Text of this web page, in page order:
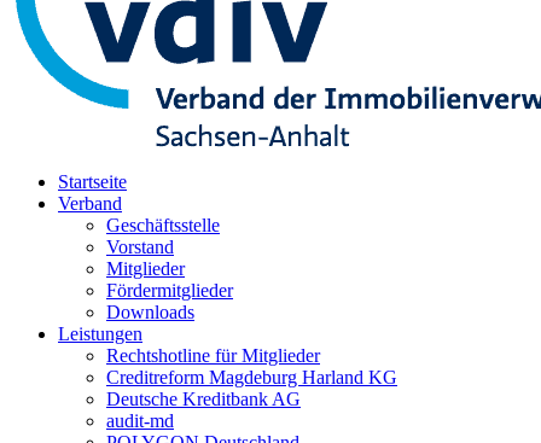
Startseite
Verband
Geschäftsstelle
Vorstand
Mitglieder
Fördermitglieder
Downloads
Leistungen
Rechtshotline für Mitglieder
Creditreform Magdeburg Harland KG
Deutsche Kreditbank AG
audit-md